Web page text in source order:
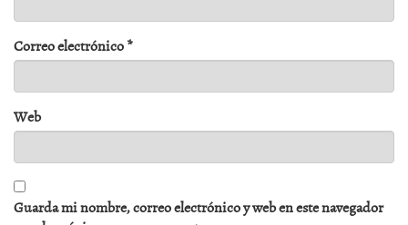
Correo electrónico*
Web
Guarda mi nombre, correo electrónico y web en este navegador